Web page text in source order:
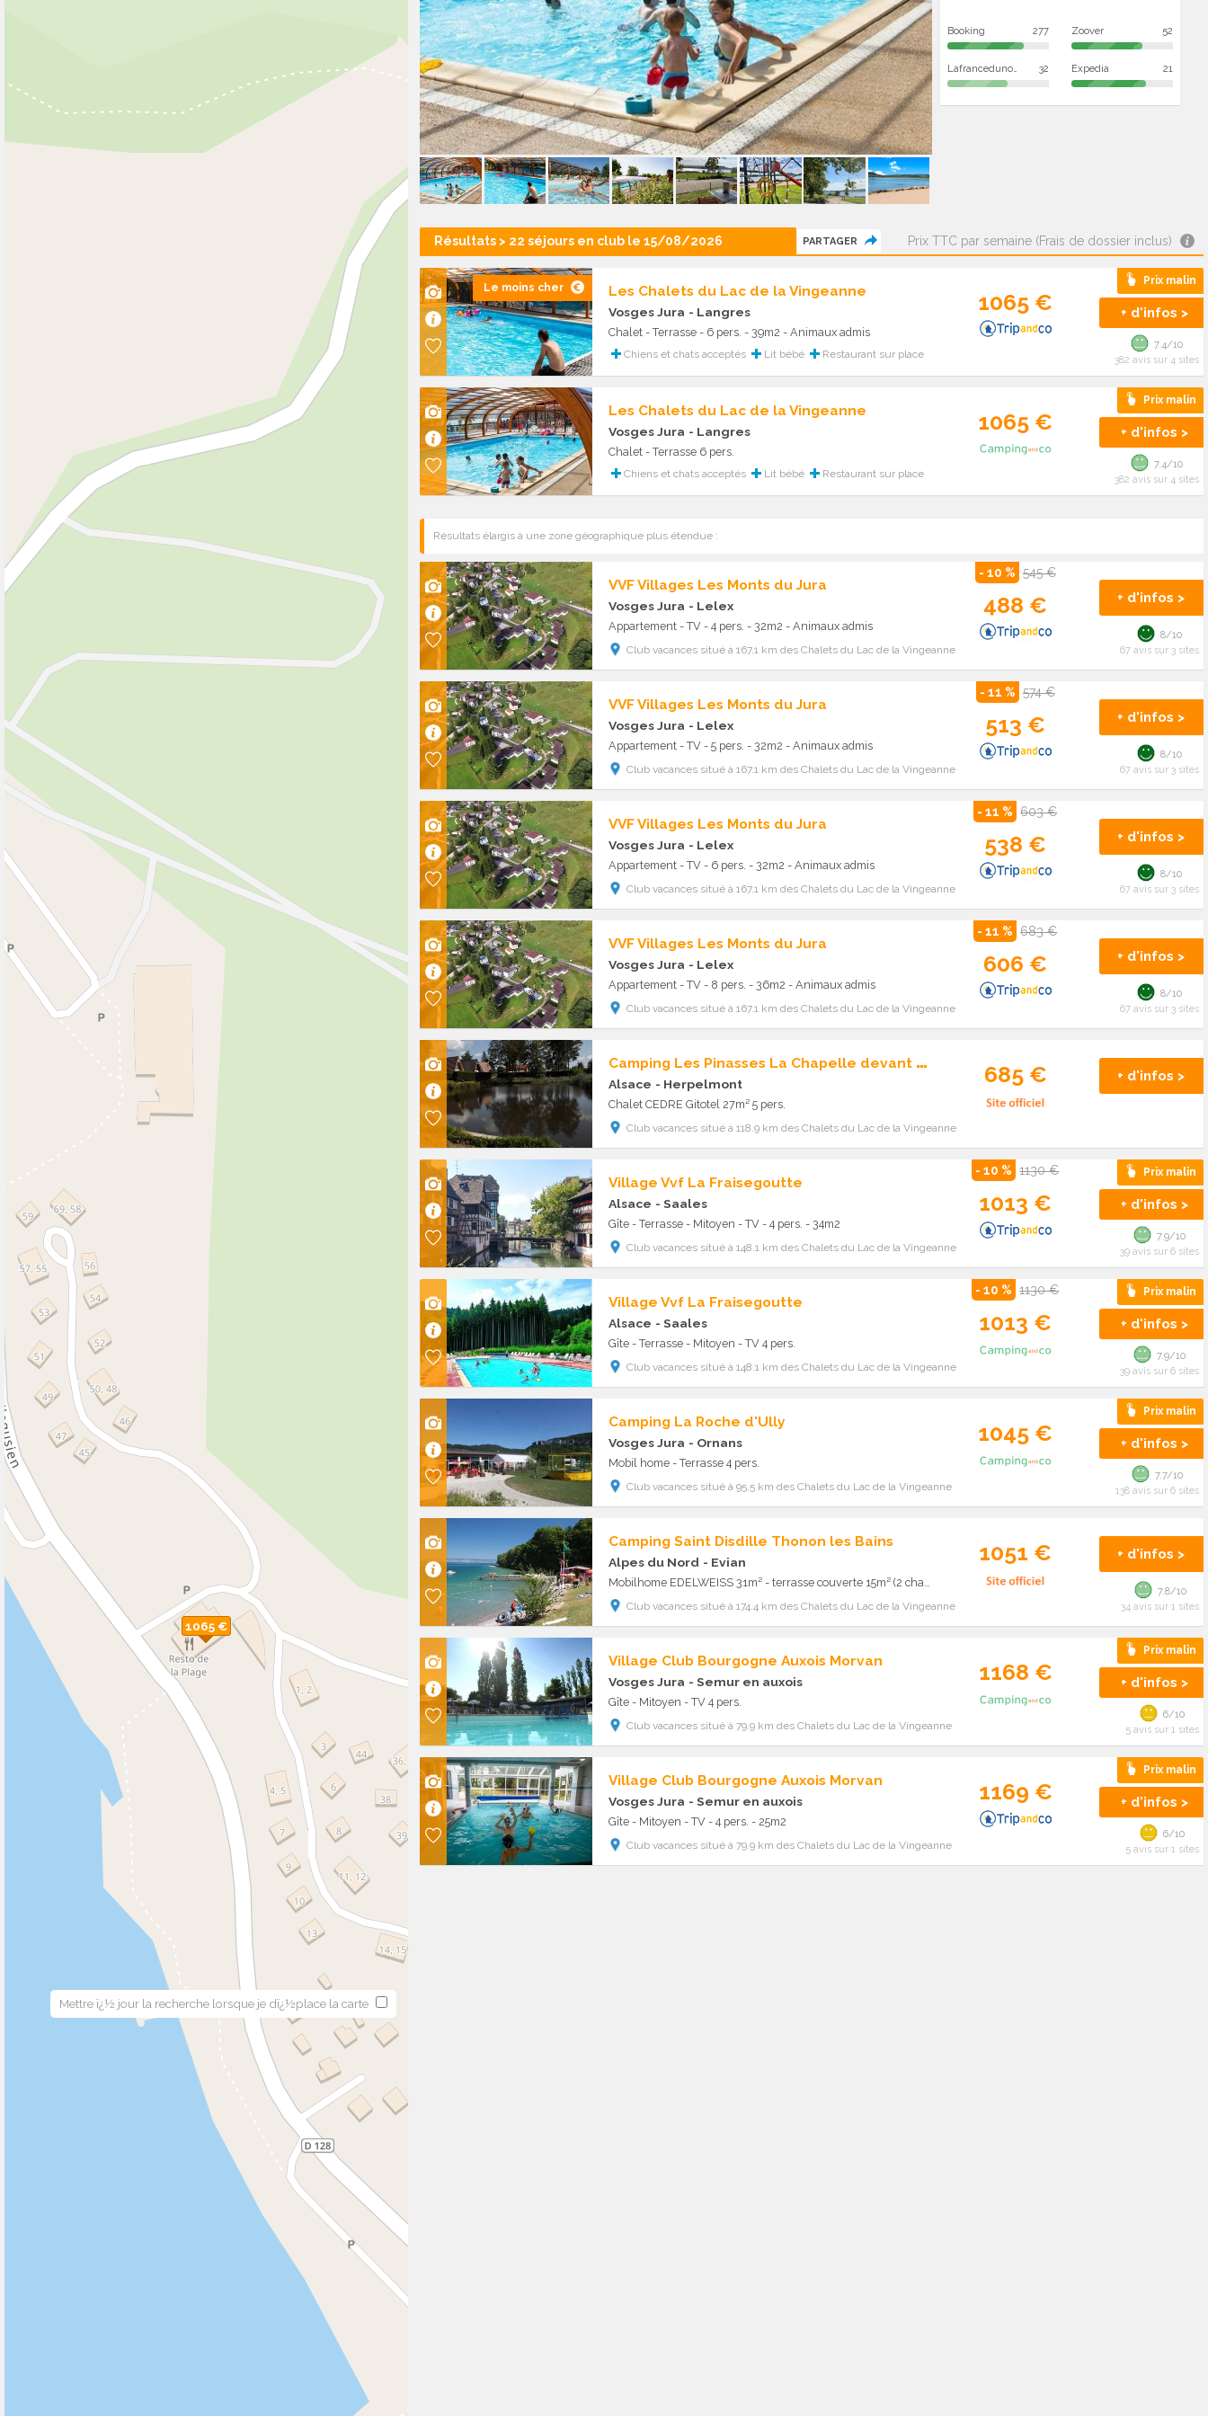
1065 €
Mettre ï¿½ jour la recherche lorsque je dï¿½place la carte
Booking 277 Zoover 52
Lafrancedunordausud 32 Expedia 21
Résultats > 22 séjours en club le 15/08/2026 PARTAGER Prix TTC par semaine (Frais de dossier inclus)
Le moins cher Les Chalets du Lac de la Vingeanne
Vosges Jura - Langres
Chalet - Terrasse - 6 pers. - 39m2 - Animaux admis
Chiens et chats acceptés Lit bébé Restaurant sur place
1065 €
Prix malin
+ d'infos >
7.4/10
382 avis sur 4 sites
Les Chalets du Lac de la Vingeanne
Vosges Jura - Langres
Chalet - Terrasse 6 pers.
Chiens et chats acceptés Lit bébé Restaurant sur place
1065 €
Prix malin
+ d'infos >
7.4/10
382 avis sur 4 sites
Résultats élargis à une zone géographique plus étendue :
VVF Villages Les Monts du Jura
Vosges Jura - Lelex
Appartement - TV - 4 pers. - 32m2 - Animaux admis
Club vacances situé à 167.1 km des Chalets du Lac de la Vingeanne
- 10 % 545 €
488 € + d'infos >
8/10
67 avis sur 3 sites
VVF Villages Les Monts du Jura
Vosges Jura - Lelex
Appartement - TV - 5 pers. - 32m2 - Animaux admis
Club vacances situé à 167.1 km des Chalets du Lac de la Vingeanne
- 11 % 574 €
513 € + d'infos >
8/10
67 avis sur 3 sites
VVF Villages Les Monts du Jura
Vosges Jura - Lelex
Appartement - TV - 6 pers. - 32m2 - Animaux admis
Club vacances situé à 167.1 km des Chalets du Lac de la Vingeanne
- 11 % 603 €
538 € + d'infos >
8/10
67 avis sur 3 sites
VVF Villages Les Monts du Jura
Vosges Jura - Lelex
Appartement - TV - 8 pers. - 36m2 - Animaux admis
Club vacances situé à 167.1 km des Chalets du Lac de la Vingeanne
- 11 % 683 €
606 € + d'infos >
8/10
67 avis sur 3 sites
C
amping Les Pinasses La Chapelle devant Bruyères
Alsace - Herpelmont
Chalet CEDRE Gitotel 27m² 5 pers.
Club vacances situé à 118.9 km des Chalets du Lac de la Vingeanne
685 € + d'infos >
Village Vvf La Fraisegoutte
Alsace - Saales
Gîte - Terrasse - Mitoyen - TV - 4 pers. - 34m2
Club vacances situé à 148.1 km des Chalets du Lac de la Vingeanne
- 10 % 1130 €
1013 €
Prix malin
+ d'infos >
7.9/10
39 avis sur 6 sites
Village Vvf La Fraisegoutte
Alsace - Saales
Gîte - Terrasse - Mitoyen - TV 4 pers.
Club vacances situé à 148.1 km des Chalets du Lac de la Vingeanne
- 10 % 1130 €
1013 €
Prix malin
+ d'infos >
7.9/10
39 avis sur 6 sites
Camping La Roche d'Ully
Vosges Jura - Ornans
Mobil home - Terrasse 4 pers.
Club vacances situé à 95.5 km des Chalets du Lac de la Vingeanne
1045 €
Prix malin
+ d'infos >
7.7/10
138 avis sur 6 sites
Camping Saint Disdille Thonon les Bains
Alpes du Nord - Evian
Mobilhome EDELWEISS 31m² - terrasse couverte 15m² (2 chambres) 4 pers.
Club vacances situé à 174.4 km des Chalets du Lac de la Vingeanne
1051 € + d'infos >
7.8/10
34 avis sur 1 sites
Village Club Bourgogne Auxois Morvan
Vosges Jura - Semur en auxois
Gîte - Mitoyen - TV 4 pers.
Club vacances situé à 79.9 km des Chalets du Lac de la Vingeanne
1168 €
Prix malin
+ d'infos >
6/10
5 avis sur 1 sites
Village Club Bourgogne Auxois Morvan
Vosges Jura - Semur en auxois
Gîte - Mitoyen - TV - 4 pers. - 25m2
Club vacances situé à 79.9 km des Chalets du Lac de la Vingeanne
1169 €
Prix malin
+ d'infos >
6/10
5 avis sur 1 sites